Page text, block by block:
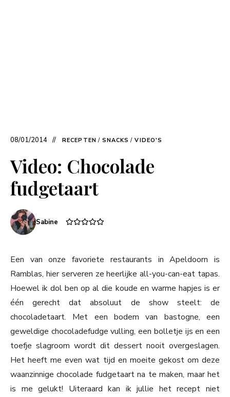
08/01/2014 RECEPTEN / SNACKS / VIDEO'S
Video: Chocolade
fudgetaart
Sabine
Een van onze favoriete restaurants in Apeldoorn is
Ramblas, hier serveren ze heerlijke all-you-can-eat tapas.
Hoewel ik dol ben op al die koude en warme hapjes is er
één gerecht dat absoluut de show steelt: de
chocoladetaart. Met een bodem van bastogne, een
geweldige chocoladefudge vulling, een bolletje ijs en een
toefje slagroom wordt dit dessert nooit overgeslagen.
Het heeft me even wat tijd en moeite gekost om deze
waanzinnige chocolade fudgetaart na te maken, maar het
is me gelukt! Uiteraard kan ik jullie het recept niet